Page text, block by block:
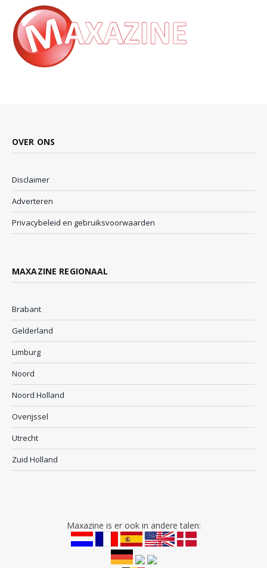
OVER ONS
Disclaimer
Adverteren
Privacybeleid en gebruiksvoorwaarden
MAXAZINE REGIONAAL
Brabant
Gelderland
Limburg
Noord
Noord Holland
Overijssel
Utrecht
Zuid Holland
Maxazine is er ook in andere talen: